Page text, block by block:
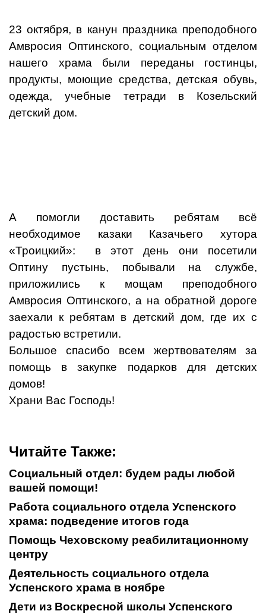
23 октября, в канун праздника преподобного
Амвросия Оптинского, социальным отделом
нашего храма были переданы гостинцы,
продукты, моющие средства, детская обувь,
одежда, учебные тетради в Козельский
детский дом.
А помогли доставить ребятам всё
необходимое казаки Казачьего хутора
«Троицкий»: в этот день они посетили
Оптину пустынь, побывали на службе,
приложились к мощам преподобного
Амвросия Оптинского, а на обратной дороге
заехали к ребятам в детский дом, где их с
радостью встретили.
Большое спасибо всем жертвователям за
помощь в закупке подарков для детских
домов!
Храни Вас Господь!
Читайте Также:
Социальный отдел: будем рады любой
вашей помощи!
Работа социального отдела Успенского
храма: подведение итогов года
Помощь Чеховскому реабилитационному
центру
Деятельность социального отдела
Успенского храма в ноябре
Дети из Воскресной школы Успенского